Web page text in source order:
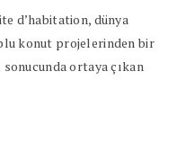
d’habitation, dünya
konut projelerinden bir
ortaya çıkan